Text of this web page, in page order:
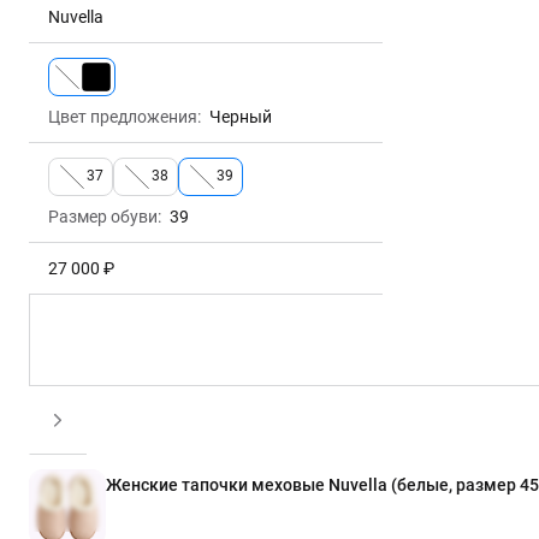
27 000 ₽
Nuvella
Цвет предложения: Черный
Размер обуви: 39
Женские тапочки меховые Nuvella (белые, размер